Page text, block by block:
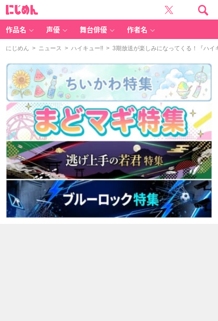
作品名 声優 舞台俳優 作者名
にじめん > ニュース > ハイキュー!! > 3期放送が楽しみになってくる！『ハイ